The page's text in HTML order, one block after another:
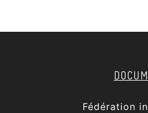
Fédération